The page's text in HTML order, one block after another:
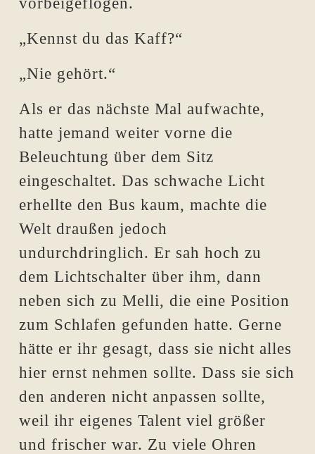
„Kennst du das Kaff?“
„Nie gehört.“
Als er das nächste Mal aufwachte,
hatte jemand weiter vorne die
Beleuchtung über dem Sitz
eingeschaltet. Das schwache Licht
erhellte den Bus kaum, machte die
Welt draußen jedoch
undurchdringlich. Er sah hoch zu
dem Lichtschalter über ihm, dann
neben sich zu Melli, die eine Position
zum Schlafen gefunden hatte. Gerne
hätte er ihr gesagt, dass sie nicht alles
hier ernst nehmen sollte. Dass sie sich
den anderen nicht anpassen sollte,
weil ihr eigenes Talent viel größer
und frischer war. Zu viele Ohren